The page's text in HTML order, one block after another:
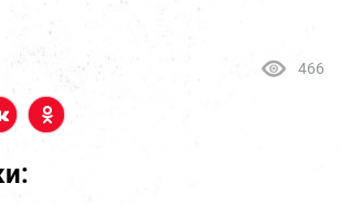
466